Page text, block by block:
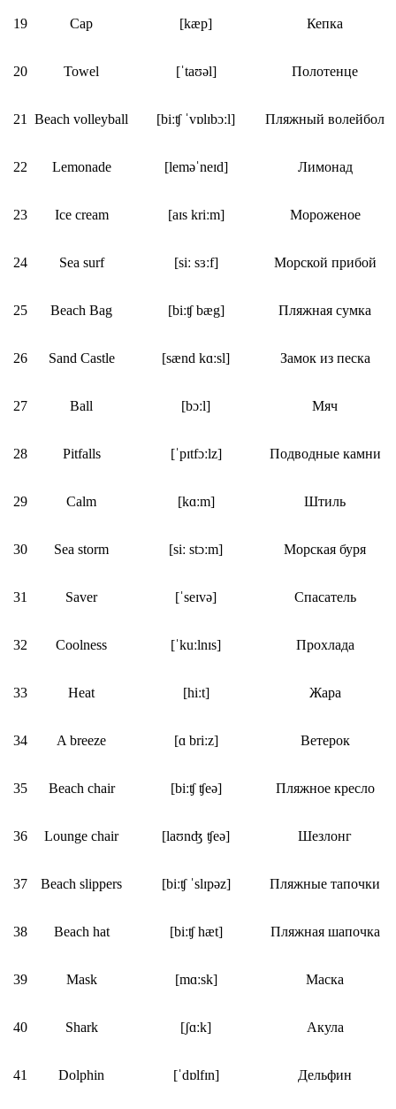
19 Cap [kæp] Кепка
20 Towel [ˈtaʊəl] Полотенце
21 Beach volleyball [biːʧ ˈvɒlɪbɔːl] Пляжный волейбол
22 Lemonade [leməˈneɪd] Лимонад
23 Ice cream [aɪs kriːm] Мороженое
24 Sea surf [siː sɜːf] Морской прибой
25 Beach Bag [biːʧ bæg] Пляжная сумка
26 Sand Castle [sænd kɑːsl] Замок из песка
27 Ball [bɔːl] Мяч
28 Pitfalls [ˈpɪtfɔːlz] Подводные камни
29 Calm [kɑːm] Штиль
30 Sea storm [siː stɔːm] Морская буря
31 Saver [ˈseɪvə] Спасатель
32 Coolness [ˈkuːlnɪs] Прохлада
33 Heat [hiːt] Жара
34 A breeze [ɑ briːz] Ветерок
35 Beach chair [biːʧ ʧeə] Пляжное кресло
36 Lounge chair [laʊnʤ ʧeə] Шезлонг
37 Beach slippers [biːʧ ˈslɪpəz] Пляжные тапочки
38 Beach hat [biːʧ hæt] Пляжная шапочка
39 Mask [mɑːsk] Маска
40 Shark [ʃɑːk] Акула
41 Dolphin [ˈdɒlfɪn] Дельфин